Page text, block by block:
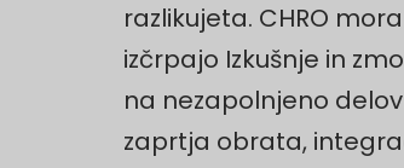
razlikujeta. CHRO
izčrpajo Izkušnje in
na nezapolnjeno
zaprtja obrata,